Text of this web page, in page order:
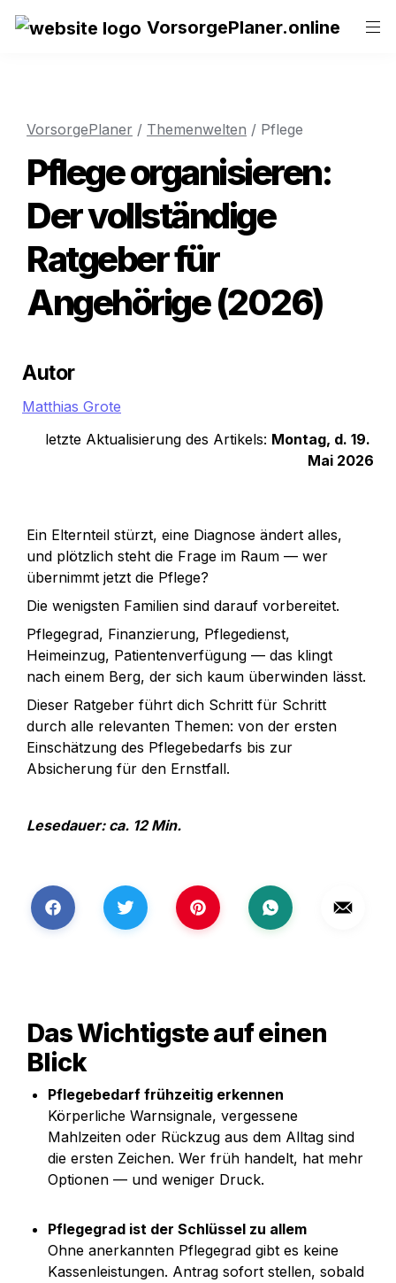
VorsorgePlaner.online
VorsorgePlaner / Themenwelten / Pflege
Pflege organisieren:
Der vollständige
Ratgeber für
Angehörige (2026)
Autor
Matthias Grote
letzte Aktualisierung des Artikels: Montag, d. 19.
Mai 2026
Ein Elternteil stürzt, eine Diagnose ändert alles,
und plötzlich steht die Frage im Raum — wer
übernimmt jetzt die Pflege?
Die wenigsten Familien sind darauf vorbereitet.
Pflegegrad, Finanzierung, Pflegedienst,
Heimeinzug, Patientenverfügung — das klingt
Dieser Ratgeber führt dich Schritt für Schritt
durch alle relevanten Themen: von der ersten
Einschätzung des Pflegebedarfs bis zur
Absicherung für den Ernstfall.
Lesedauer: ca. 12 Min.
Das Wichtigste auf einen
Blick
Pflegebedarf frühzeitig erkennen
Körperliche Warnsignale, vergessene
Mahlzeiten oder Rückzug aus dem Alltag sind
die ersten Zeichen. Wer früh handelt, hat mehr
Optionen — und weniger Druck.
Pflegegrad ist der Schlüssel zu allem
Ohne anerkannten Pflegegrad gibt es keine
Kassenleistungen. Antrag sofort stellen, sobald